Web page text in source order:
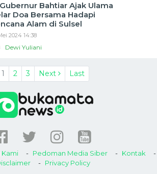
Bahtiar Ajak Ulama
Doa Bersama Hadapi
Alam di Sulsel
2024 14:38
Dewi Yuliani
1 2 3 Next Last
Kami Pedoman Media Siber
Kontak
Privacy Policy